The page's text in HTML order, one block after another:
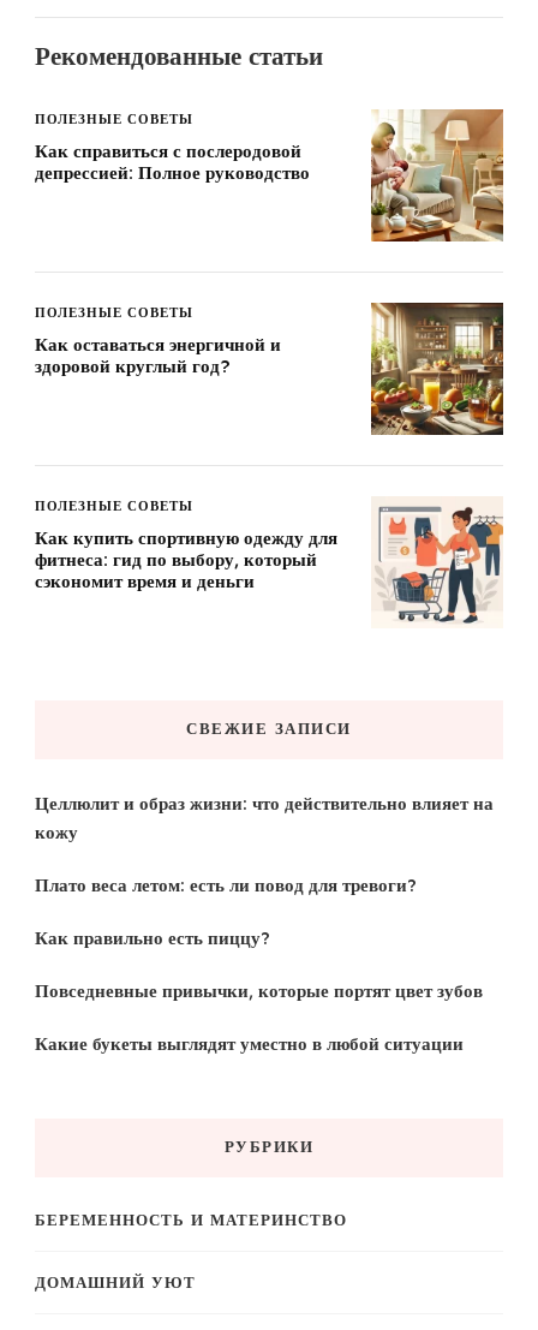
Рекомендованные статьи
ПОЛЕЗНЫЕ СОВЕТЫ
Как справиться с послеродовой
депрессией: Полное руководство
ПОЛЕЗНЫЕ СОВЕТЫ
Как оставаться энергичной и
здоровой круглый год?
ПОЛЕЗНЫЕ СОВЕТЫ
Как купить спортивную одежду для
фитнеса: гид по выбору, который
сэкономит время и деньги
СВЕЖИЕ ЗАПИСИ
Целлюлит и образ жизни: что действительно влияет на
кожу
Плато веса летом: есть ли повод для тревоги?
Как правильно есть пиццу?
Повседневные привычки, которые портят цвет зубов
Какие букеты выглядят уместно в любой ситуации
РУБРИКИ
БЕРЕМЕННОСТЬ И МАТЕРИНСТВО
ДОМАШНИЙ УЮТ